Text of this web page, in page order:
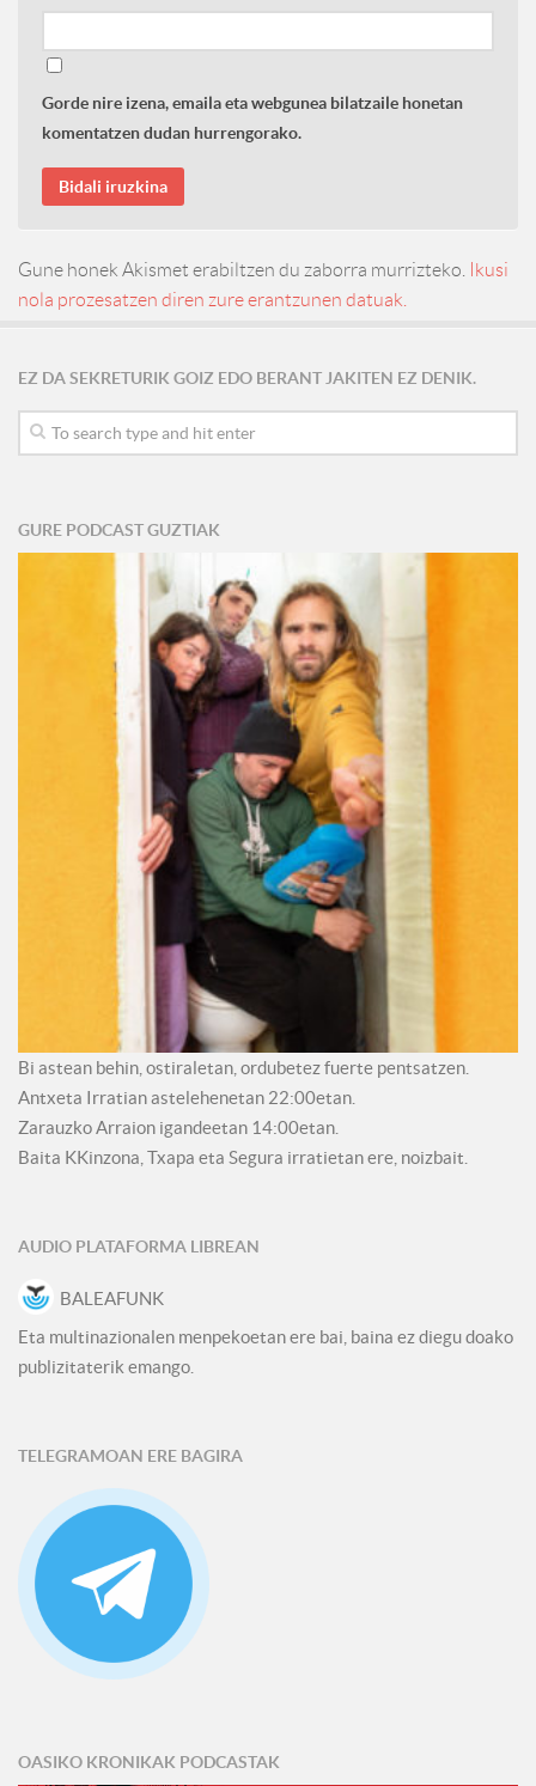
Gorde nire izena, emaila eta webgunea bilatzaile honetan
komentatzen dudan hurrengorako.
Gune honek Akismet erabiltzen du zaborra murrizteko. Ikusi
nola prozesatzen diren zure erantzunen datuak.
EZ DA SEKRETURIK GOIZ EDO BERANT JAKITEN EZ DENIK.
GURE PODCAST GUZTIAK
Bi astean behin, ostiraletan, ordubetez fuerte pentsatzen.
Antxeta Irratian astelehenetan 22:00etan.
Zarauzko Arraion igandeetan 14:00etan.
Baita KKinzona, Txapa eta Segura irratietan ere, noizbait.
AUDIO PLATAFORMA LIBREAN
BALEAFUNK
Eta multinazionalen menpekoetan ere bai, baina ez diegu doako
publizitaterik emango.
TELEGRAMOAN ERE BAGIRA
OASIKO KRONIKAK PODCASTAK